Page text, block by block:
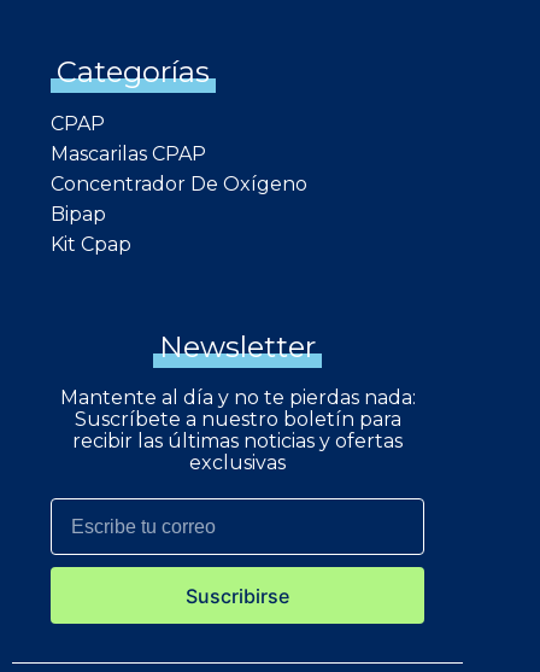
Categorías
CPAP
Mascarilas CPAP
Concentrador De Oxígeno
Bipap
Kit Cpap
Newsletter
Mantente al día y no te pierdas nada:
Suscríbete a nuestro boletín para
recibir las últimas noticias y ofertas
exclusivas
Suscribirse